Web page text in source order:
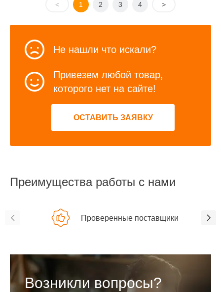
< 1 2 3 4 >
Не нашли что искали?
Привезем любой товар,
которого нет на сайте!
ОСТАВИТЬ ЗАЯВКУ
Преимущества работы с нами
Проверенные поставщики
Возникли вопросы?